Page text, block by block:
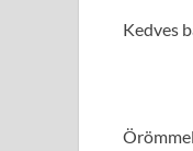
Kedves